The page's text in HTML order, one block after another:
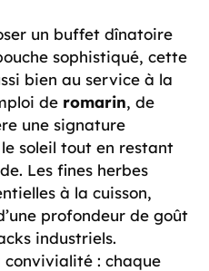
un buffet dînatoire
sophistiqué, cette
bien au service à la
de romarin, de
une signature
soleil tout en restant
Les fines herbes
à la cuisson,
profondeur de goût
industriels.
: chaque